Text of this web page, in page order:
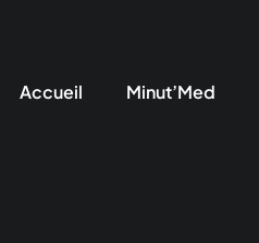
Accueil Minut’Med